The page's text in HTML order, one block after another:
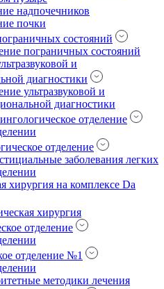
надпочечников
почки
состояний
пограничных состояний
и
диагностики
ультразвуковой и
диагностики
отделение
отделение
заболевания легких
хирургия на комплексе Da
хирургия
отделение
отделение №1
методики лечения